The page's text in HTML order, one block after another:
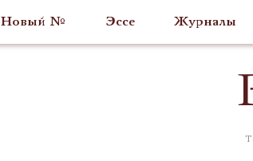
Новый № Эссе Журналы